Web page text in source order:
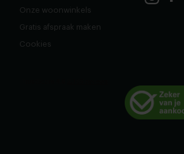
Onze woonwinkels
Gratis afspraak maken
Cookies